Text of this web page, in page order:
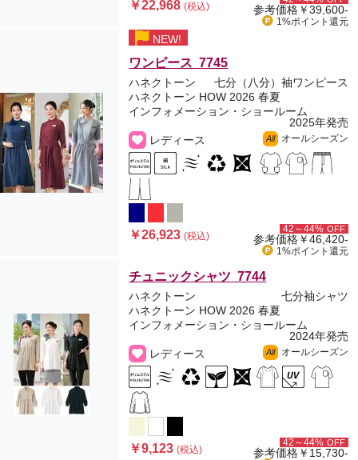
￥22,968(税込) 参考価格￥39,600-
1%ポイント 還元
NEW!
ワンピース 7745
ハネクトーン
七分（八分）袖ワンピース
ハネクトーン HOW 2026 春夏
インフォメーション・ショールーム
2025年発売
レディース
All オールシーズン
￥26,923(税込)
42～44% OFF
参考価格￥46,420-
1%ポイント 還元
チュニックシャツ 7744
ハネクトーン
七分袖シャツ
ハネクトーン HOW 2026 春夏
インフォメーション・ショールーム
2024年発売
レディース
All オールシーズン
￥9,123(税込)
42～44% OFF
参考価格￥15,730-